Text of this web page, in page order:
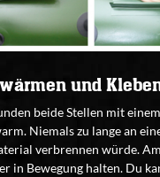
und
beide Stellen mit
Niemals zu lange an
verbrennen würde.
in Bewegung halten. Du